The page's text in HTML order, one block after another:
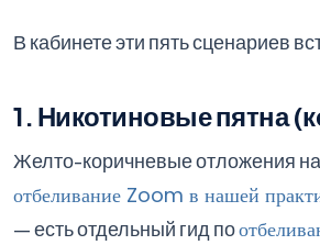
В кабинете эти пять сценариев
1. Никотиновые пятна
Желто-коричневые отложения
отбеливание Zoom в нашей
— есть отдельный гид по